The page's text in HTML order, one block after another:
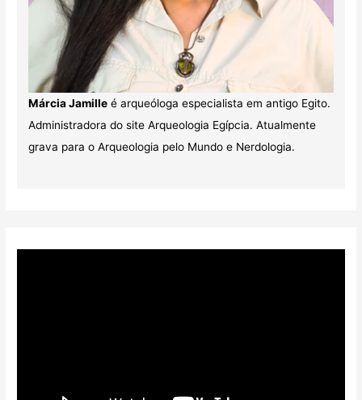
Márcia Jamilleé arqueóloga especialista em antigo Egito.
Administradora do site Arqueologia Egípcia. Atualmente
grava para o Arqueologia pelo Mundo e Nerdologia.